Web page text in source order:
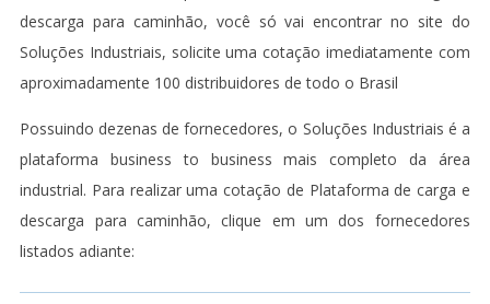
descarga para caminhão, você só vai encontrar no site do
Soluções Industriais, solicite uma cotação imediatamente com
aproximadamente 100 distribuidores de todo o Brasil
Possuindo dezenas de fornecedores, o Soluções Industriais é a
plataforma business to business mais completo da área
industrial. Para realizar uma cotação de Plataforma de carga e
descarga para caminhão, clique em um dos fornecedores
listados adiante: